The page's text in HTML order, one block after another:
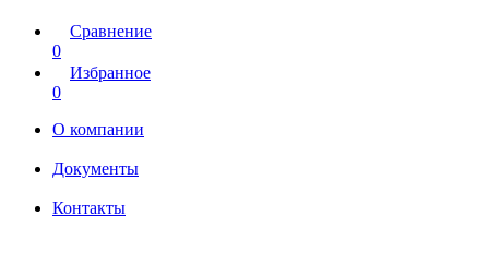
Сравнение
0
Избранное
0
О компании
Документы
Контакты